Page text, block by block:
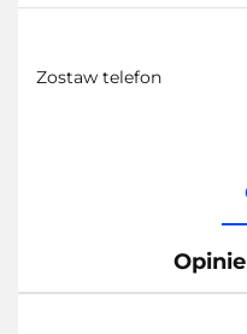
Zostaw telefon